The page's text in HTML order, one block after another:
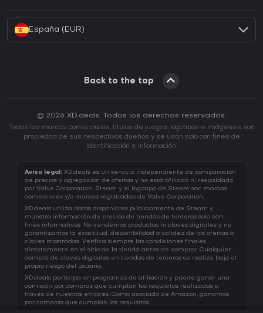
España (EUR)
Back to the top
© 2026 XD.deals. Todos los derechos reservados.
Todas las marcas comerciales, títulos de juegos, logotipos e imágenes son
propiedad de sus respectivos dueños y se usan solo con fines de
identificación e información.
Aviso legal: XD.deals es un servicio independiente de comparación
de precios y agregación de ofertas y no está afiliado ni respaldado
por Valve Corporation. Steam y el logotipo de Steam son marcas
comerciales y/o marcas registradas de Valve Corporation.
XD.deals utiliza datos disponibles públicamente de Steam y
muestra información de precios de tiendas de terceros solo con
fines informativos. No vendemos productos ni claves digitales y no
garantizamos la exactitud, disponibilidad o validez de las ofertas o
claves mostradas. Verifica siempre las condiciones finales
directamente en el sitio de la tienda antes de comprar. Cualquier
compra de claves digitales en tiendas de terceros se realiza bajo el
propio riesgo del usuario.
XD.deals participa en programas de afiliación y puede ganar una
comisión por compras que cumplan los requisitos realizadas a
través de nuestros enlaces. Como asociado de Amazon, ganamos
por compras que cumplan los requisitos.